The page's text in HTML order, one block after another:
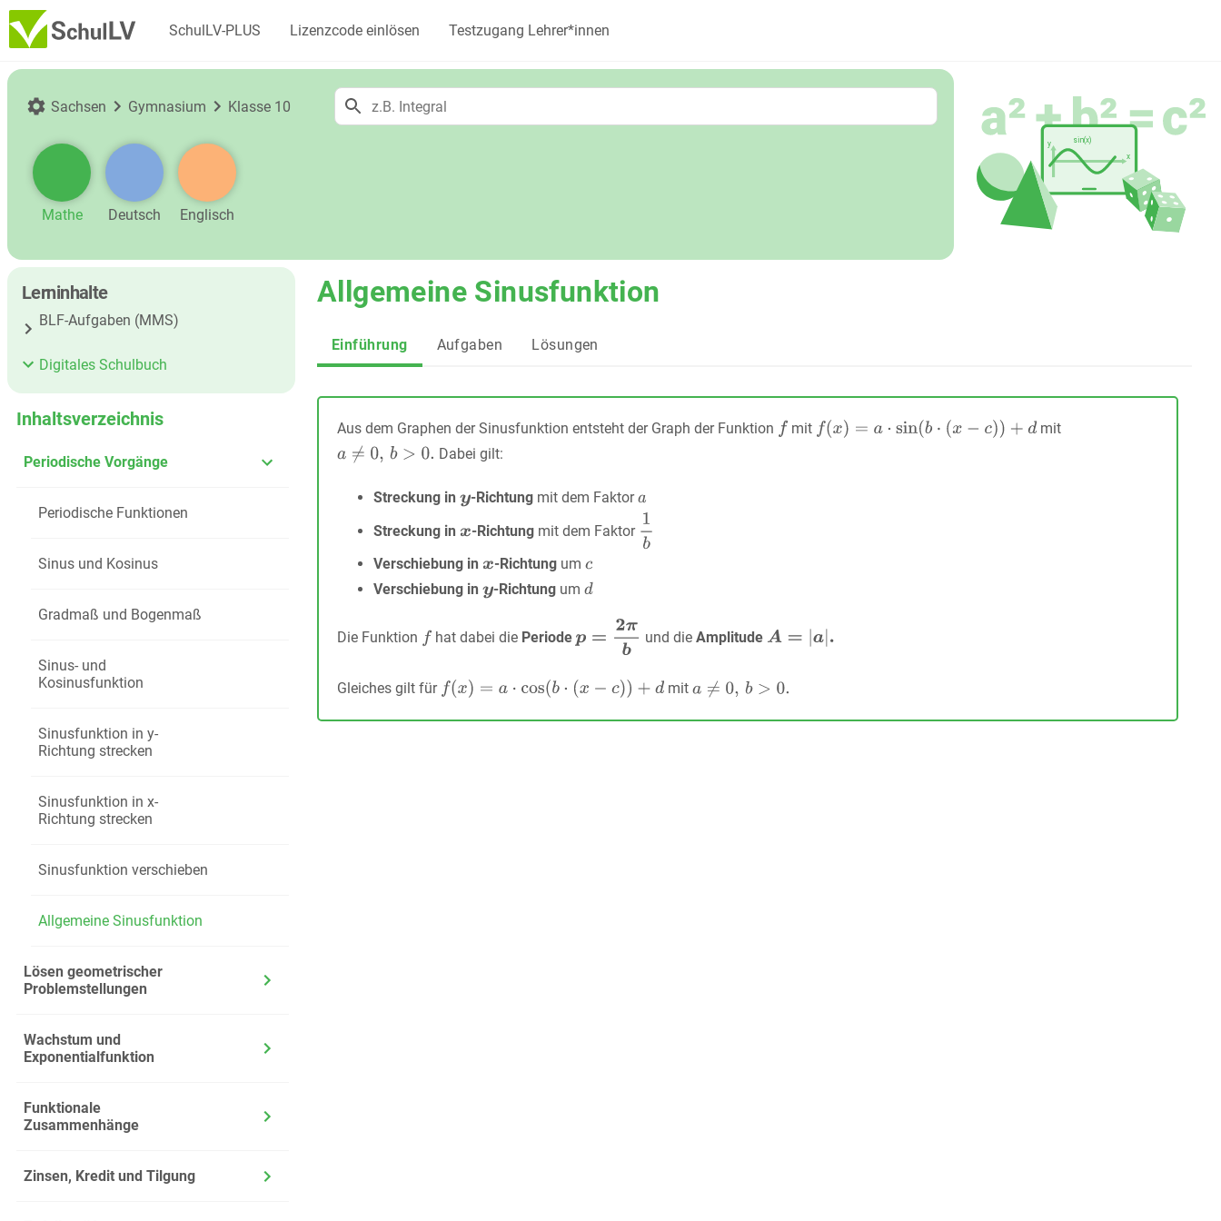
SchulLV-PLUS Lizenzcode einlösen Testzugang Lehrer*innen
Sachsen Gymnasium Klasse 10
Mathe Deutsch Englisch
Lerninhalte
BLF-Aufgaben (MMS)
Digitales Schulbuch
Inhaltsverzeichnis
Periodische Vorgänge
Periodische Funktionen
Sinus und Kosinus
Gradmaß und Bogenmaß
Sinus- und
Kosinusfunktion
Sinusfunktion in y-
Richtung strecken
Sinusfunktion in x-
Richtung strecken
Sinusfunktion verschieben
Allgemeine Sinusfunktion
Lösen geometrischer
Problemstellungen
Wachstum und
Exponentialfunktion
Funktionale
Zusammenhänge
Zinsen, Kredit und Tilgung
Allgemeine Sinusfunktion
Einführung Aufgaben Lösungen
Aus dem Graphen der Sinusfunktion entsteht der Graph der Funktion mit
mit
Dabei gilt:
Streckung in -Richtungmit dem Faktor
Streckung in
-Richtungmit dem Faktor
Verschiebung in
-Richtungum
Verschiebung in
-Richtungum
Die Funktion hat dabei die Periode und die Amplitude
Gleiches gilt für mit